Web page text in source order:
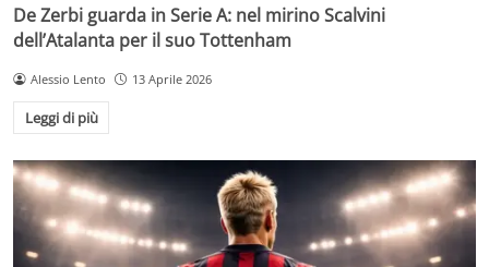
De Zerbi guarda in Serie A: nel mirino Scalvini
dell’Atalanta per il suo Tottenham
Alessio Lento 13 Aprile 2026
Leggi di più